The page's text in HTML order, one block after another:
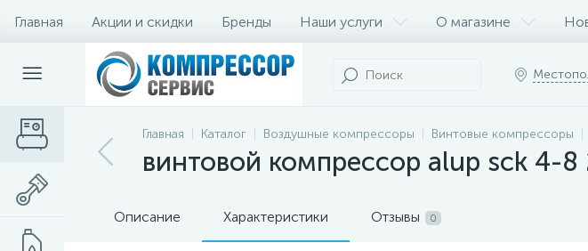
Главная Акции и скидки Бренды Наши услуги О магазине
Главная Каталог Воздушные компрессоры Винтовые компрессоры
винтовой компрессор alup sck 4-
Описание Характеристики Отзывы 0